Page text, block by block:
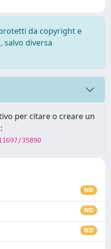
da copyright e
diversa
per citare o creare un
35890
ND
ND
ND